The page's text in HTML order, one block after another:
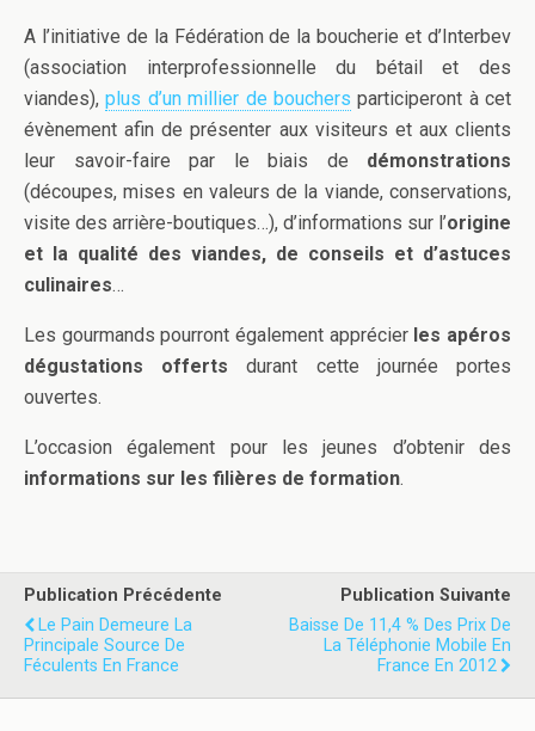
A l’initiative de la Fédération de la boucherie et d’Interbev
(association interprofessionnelle du bétail et des
viandes),plus d’un millier de bouchers participeront à cet
évènement afin de présenter aux visiteurs et aux clients
leur savoir-faire par le biais de démonstrations
(découpes, mises en valeurs de la viande, conservations,
visite des arrière-boutiques…), d’informations sur l’origine
et la qualité des viandes, de conseils et d’astuces
culinaires…
Les gourmands pourront également apprécierles apéros
dégustations offerts durant cette journée portes
ouvertes.
L’occasion également pour les jeunes d’obtenir des
informations sur les filières de formation.
Publication Précédente
Le Pain Demeure La
Principale Source De
Féculents En France
Publication Suivante
Baisse De 11,4 % Des Prix De
La Téléphonie Mobile En
France En 2012